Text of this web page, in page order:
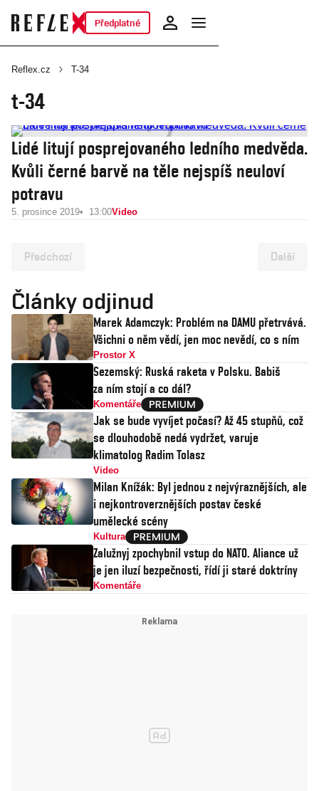
Předplatné
Reflex.cz T-34
t-34
Lidé litují posprejovaného ledního medvěda.
Kvůli černé barvě na těle nejspíš neuloví
potravu
5. prosince 2019 13:00Video
Předchozí Další
Články odjinud
Marek Adamczyk: Problém na DAMU přetrvává.
Všichni o něm vědí, jen moc nevědí, co s ním
Prostor X
Sezemský: Ruská raketa v Polsku. Babiš
za ním stojí a co dál?
Komentáře
Jak se bude vyvíjet počasí? Až 45 stupňů, což
se dlouhodobě nedá vydržet, varuje
klimatolog Radim Tolasz
Video
Milan Knížák: Byl jednou z nejvýraznějších, ale
i nejkontroverznějších postav české
umělecké scény
Kultura
Zalužnyj zpochybnil vstup do NATO. Aliance už
je jen iluzí bezpečnosti, řídí ji staré doktríny
Komentáře